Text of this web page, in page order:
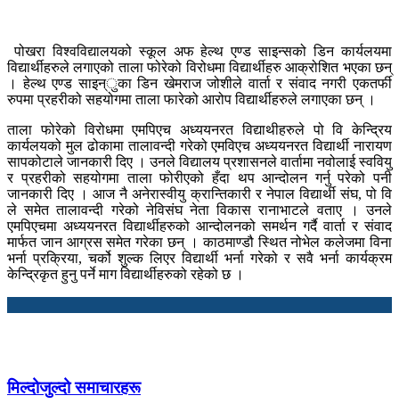
पोखरा विश्वविद्यालयको स्कूल अफ हेल्थ एण्ड साइन्सको डिन कार्यलयमा
विद्यार्थीहरुले लगाएको ताला फोरेको विरोधमा विद्यार्थीहरु आक्रोशित भएका छन्
। हेल्थ एण्ड साइन्ुका डिन खेमराज जोशीले वार्ता र संवाद नगरी एकतर्फी
रुपमा प्रहरीको सहयोगमा ताला फारेको आरोप विद्यार्थीहरुले लगाएका छन् ।
ताला फोरेको विरोधमा एमपिएच अध्ययनरत विद्याथीहरुले पो वि केन्द्रिय
कार्यलयको मुल ढोकामा तालावन्दी गरेको एमविएच अध्ययनरत विद्यार्थी नारायण
सापकोटाले जानकारी दिए । उनले विद्यालय प्रशासनले वार्तामा नवोलाई स्ववियु
र प्रहरीको सहयोगमा ताला फोरीएको हँदा थप आन्दोलन गर्नु परेको पनी
जानकारी दिए । आज नै अनेरास्वीयु क्रान्तिकारी र नेपाल विद्यार्थी संघ, पो वि
ले समेत तालावन्दी गरेको नेविसंघ नेता विकास रानाभाटले वताए । उनले
एमपिएचमा अध्ययनरत विद्यार्थीहरुको आन्दोलनको समर्थन गर्दै वार्ता र संवाद
मार्फत जान आग्रस समेत गरेका छन् । काठमाण्डौ स्थित नोभेल कलेजमा विना
भर्ना प्रक्रिया, चर्को शुल्क लिएर विद्यार्थी भर्ना गरेको र सवै भर्ना कार्यक्रम
केन्द्रिकृत हुनु पर्ने माग विद्यार्थीहरुको रहेको छ ।
मिल्दोजुल्दो समाचारहरू